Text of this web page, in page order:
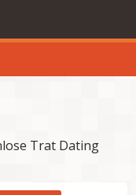
Trat Dating